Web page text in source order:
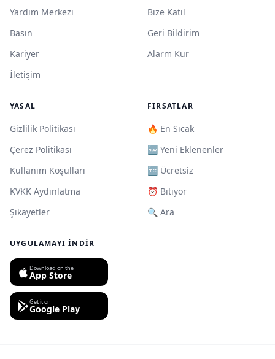
Yardım Merkezi
Basın
Kariyer
İletişim
Bize Katıl
Geri Bildirim
Alarm Kur
YASAL
Gizlilik Politikası
Çerez Politikası
Kullanım Koşulları
KVKK Aydınlatma
Şikayetler
FIRSATLAR
🔥 En Sıcak
🆕 Yeni Eklenenler
🆓 Ücretsiz
⏰ Bitiyor
🔍 Ara
UYGULAMAYI İNDIR
Download on the
App Store
Get it on
Google Play